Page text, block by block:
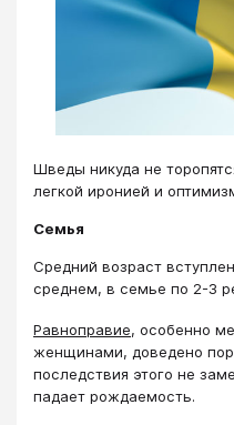
Шведы никуда не
легкой иронией и
Семья
Средний возраст
среднем, в семье по 2-3
Равноправие, особенно
женщинами, доведено
последствия этого не
падает рождаемость.